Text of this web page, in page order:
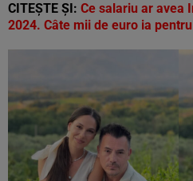
CITEȘTE ȘI: Ce salariu ar avea
2024. Câte mii de euro ia